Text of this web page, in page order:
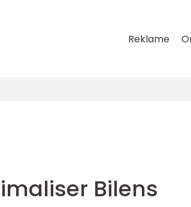
Reklame
Bilens